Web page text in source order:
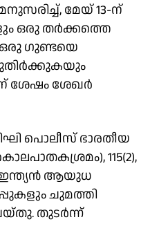
മേയ് 13-ന്
ഒരു തർക്കത്തെ
ഒരു ഗുണ്ടയെ
ശേഷം ശേഖർ
പൊലീസ് ഭാരതീയ
115(2),
ഇന്ത്യൻ ആയുധ
ചുമത്തി
തുടർന്ന്